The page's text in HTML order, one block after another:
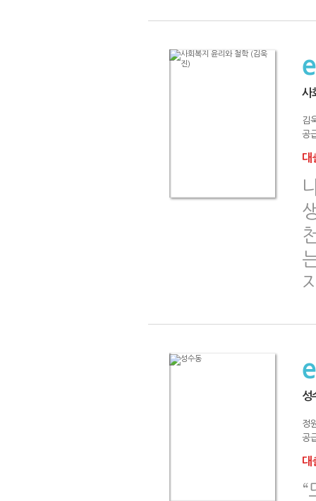
사
김
공
대
성
정
공
대